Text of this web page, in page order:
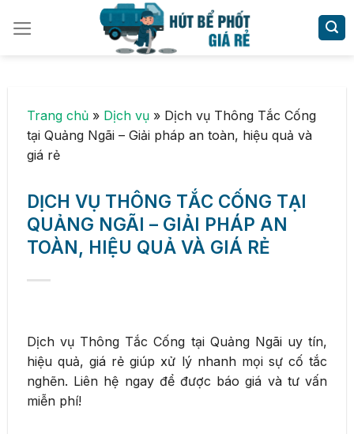
Trang chủ » Dịch vụ » Dịch vụ Thông Tắc Cống
tại Quảng Ngãi – Giải pháp an toàn, hiệu quả và
giá rẻ
DỊCH VỤ THÔNG TẮC CỐNG TẠI
QUẢNG NGÃI – GIẢI PHÁP AN
TOÀN, HIỆU QUẢ VÀ GIÁ RẺ
Dịch vụ Thông Tắc Cống tại Quảng Ngãi uy tín,
hiệu quả, giá rẻ giúp xử lý nhanh mọi sự cố tắc
nghẽn. Liên hệ ngay để được báo giá và tư vấn
miễn phí!